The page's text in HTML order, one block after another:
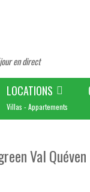
en direct
LOCATIONS
Villas - Appartements
Val Quéven